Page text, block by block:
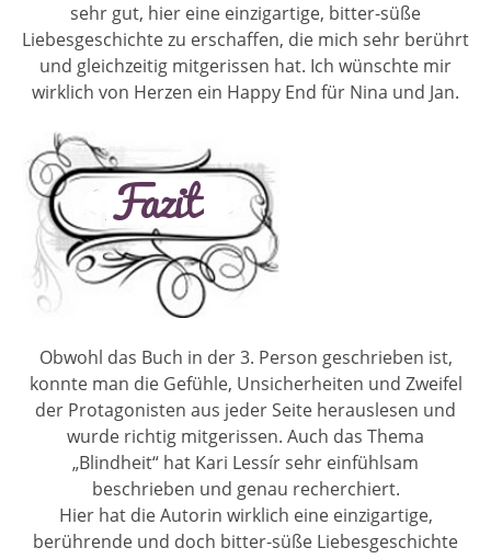
sehr gut, hier eine einzigartige, bitter-süße
Liebesgeschichte zu erschaffen, die mich sehr berührt
und gleichzeitig mitgerissen hat. Ich wünschte mir
wirklich von Herzen ein Happy End für Nina und Jan.
Obwohl das Buch in der 3. Person geschrieben ist,
konnte man die Gefühle, Unsicherheiten und Zweifel
der Protagonisten aus jeder Seite herauslesen und
wurde richtig mitgerissen. Auch das Thema
„Blindheit“ hat Kari Lessír sehr einfühlsam
beschrieben und genau recherchiert.
Hier hat die Autorin wirklich eine einzigartige,
berührende und doch bitter-süße Liebesgeschichte